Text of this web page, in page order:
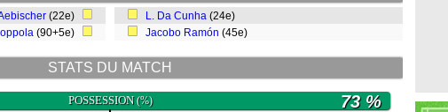
(22e)
(90+5e)
L. Da Cunha (24e)
Jacobo Ramón (45e)
STATS DU MATCH
POSSESSION(%) 73 %